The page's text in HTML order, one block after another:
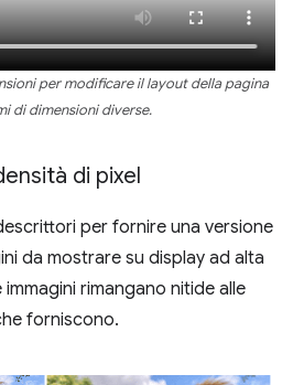
per modificare il layout della pagina
di dimensioni diverse.
di pixel
per fornire una versione
da mostrare su display ad alta
rimangano nitide alle
forniscono.